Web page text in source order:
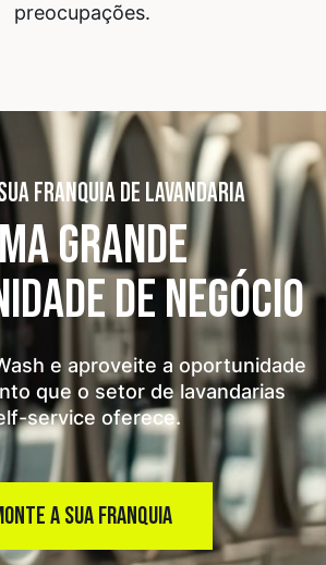
preocupações.
FRANQUIA DE LAVANDARIA
GRANDE
DE NEGÓCIO
e aproveite a oportunidade
que o setor de lavandarias
service oferece.
A SUA FRANQUIA